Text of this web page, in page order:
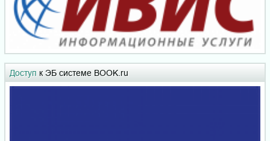
Доступ к ЭБ системе BOOK.ru